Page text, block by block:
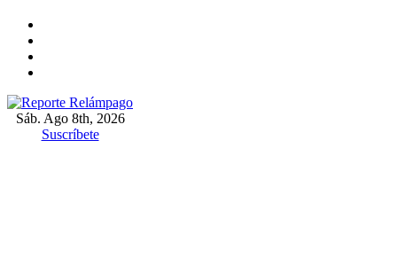
contenido
Reporte Relámpago
Claridad y rigor en cada noticia
Sáb. Ago 8th, 2026
Suscríbete